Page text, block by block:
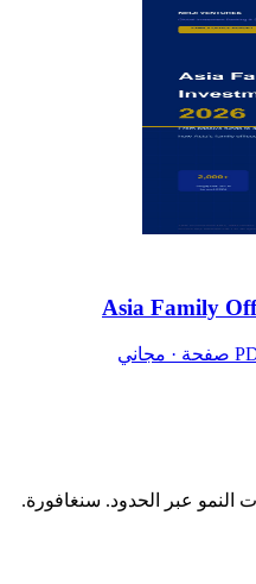
Asia Family
النمو عبر الحدود. سنغافورة.